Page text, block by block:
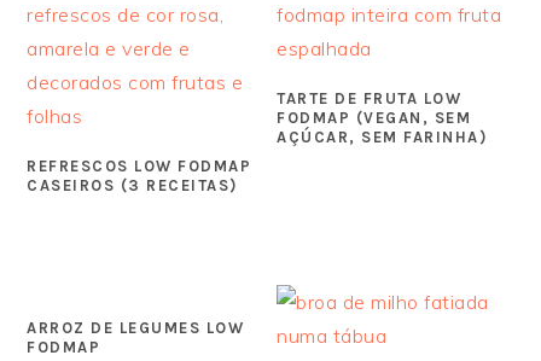
REFRESCOS LOW FODMAP
CASEIROS (3 RECEITAS)
TARTE DE FRUTA LOW
FODMAP (VEGAN, SEM
AÇÚCAR, SEM FARINHA)
ARROZ DE LEGUMES LOW
FODMAP